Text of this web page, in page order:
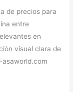
de precios para
entre
en
visual clara de